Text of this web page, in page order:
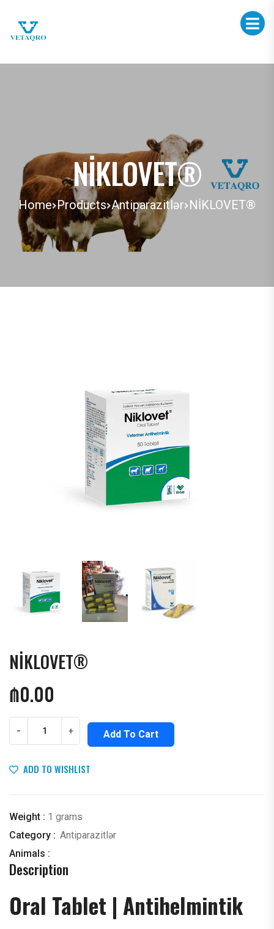
NİKLOVET®
Home Products Antiparazitlər NİKLOVET®
NİKLOVET®
₼0.00
- + Add To Cart
ADD TO WISHLIST
Weight : 1 grams
Category : Antiparazitlər
Animals :
Description
Oral Tablet | Antihelmintik